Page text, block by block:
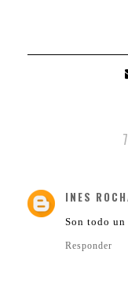
INES
Son todo
Responder